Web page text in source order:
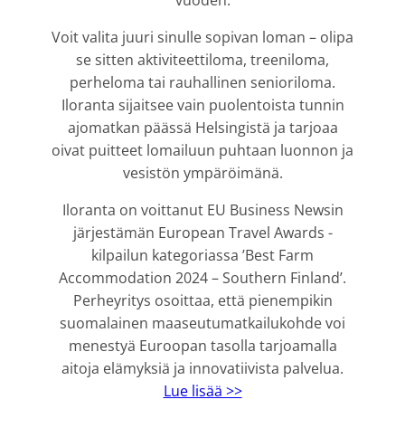
Voit valita juuri sinulle sopivan loman – olipa
se sitten aktiviteettiloma, treeniloma,
perheloma tai rauhallinen senioriloma.
Iloranta sijaitsee vain puolentoista tunnin
ajomatkan päässä Helsingistä ja tarjoaa
oivat puitteet lomailuun puhtaan luonnon ja
vesistön ympäröimänä.
Iloranta on voittanut EU Business Newsin
järjestämän European Travel Awards -
kilpailun kategoriassa ’Best Farm
Accommodation 2024 – Southern Finland’.
Perheyritys osoittaa, että pienempikin
suomalainen maaseutumatkailukohde voi
menestyä Euroopan tasolla tarjoamalla
aitoja elämyksiä ja innovatiivista palvelua.
Lue lisää >>